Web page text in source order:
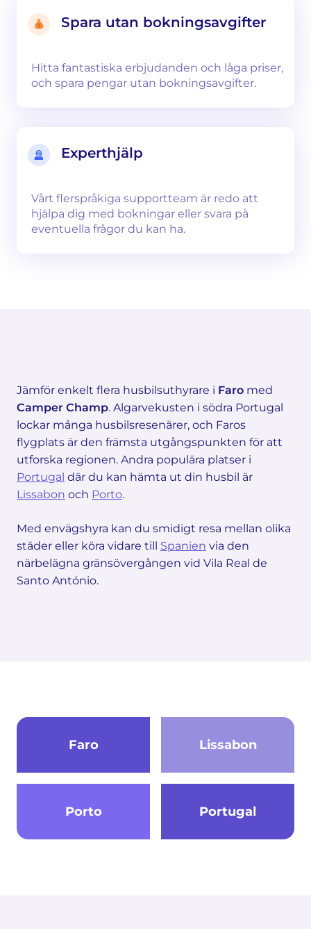
Spara utan bokningsavgifter
Hitta fantastiska erbjudanden och låga priser,
och spara pengar utan bokningsavgifter.
Experthjälp
Vårt flerspråkiga supportteam är redo att
hjälpa dig med bokningar eller svara på
eventuella frågor du kan ha.
Jämför enkelt flera husbilsuthyrare i Faro med
Camper Champ. Algarvekusten i södra Portugal
lockar många husbilsresenärer, och Faros
flygplats är den främsta utgångspunkten för att
utforska regionen. Andra populära platser i
Portugal där du kan hämta ut din husbil är
Lissabon och Porto.
Med envägshyra kan du smidigt resa mellan olika
städer eller köra vidare till Spanien via den
närbelägna gränsövergången vid Vila Real de
Santo António.
Faro Lissabon
Porto Portugal